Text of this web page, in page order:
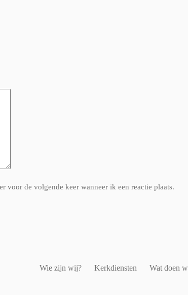
voor de volgende keer wanneer ik een reactie plaats.
Wie zijn wij? Kerkdiensten Wat doen